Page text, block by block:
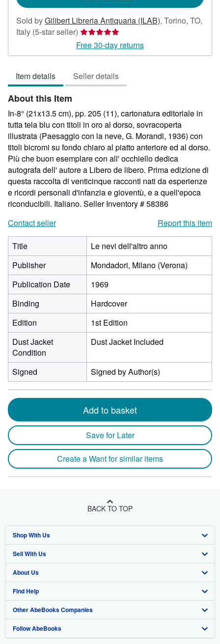
Sold byGilibert Libreria Antiquaria (ILAB), Torino, TO,
Italy (5-star seller) Seller
rating
5
of
5
Free 30-day returns
Item details Seller details
About this Item
In-8° (21x13.5 cm), pp. 205 (11), cartonatura editoriale in
tutta tela blu con titoli in oro al dorso, sovracoperta
illustrata (Paesaggio con la neve, G. Morandi, 1936) con
titoli bicromi su fondo chiaro al piatto anteriore ed al dorso.
Più che buon esemplare con all' occhiello dedica
autografa dell' autore a Libero de libero. Prima edizione di
questa raccolta di venticinque racconti nati da esperienze
e ricordi personali d'infanzia e gioventù, e a quell'epoca
riconducibili. Italiano. Seller Inventory # 58386
Contact seller
Report this item
Title
Le nevi dell'altro anno
Publisher
Mondadori, Milano (Verona)
Publication Date
1969
Binding
Hardcover
Edition
1st Edition
Dust Jacket
Condition
Dust Jacket Included
Signed Signed by Author(s)
Add to basket
Save for Later
Create a Want for similar items
BACK TO TOP
Shop With Us
Advanced Search
Browse Collections
My Account
My Orders
View Basket
Sell With Us
Start Selling
Join Our Affiliate Program
Book Buyback
Refer a seller
About Us
About AbeBooks
Media
Careers
Find Help
Help
Customer Support
Other AbeBooks Companies
AbeBooks.co.uk
Follow AbeBooks